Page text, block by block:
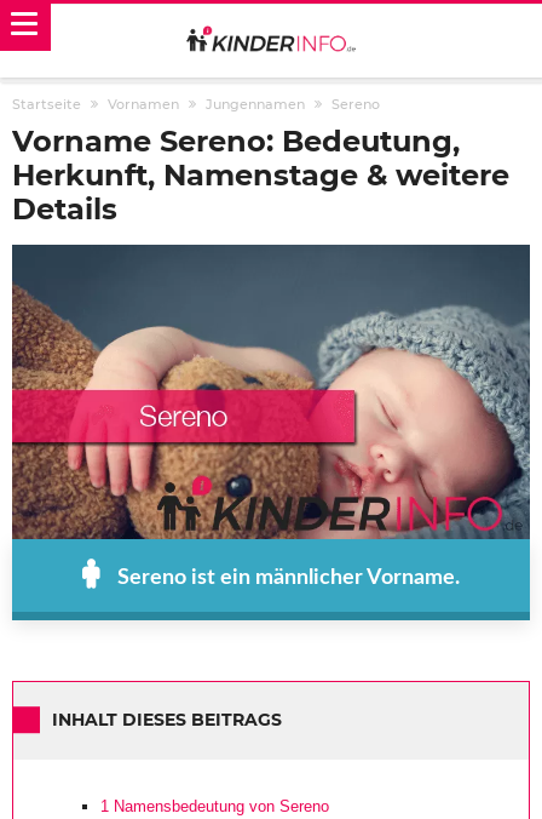
Startseite Vornamen Jungennamen Sereno
Vorname Sereno: Bedeutung,
Herkunft, Namenstage & weitere
Details
Sereno ist ein männlicher Vorname.
INHALT DIESES BEITRAGS
1 Namensbedeutung von Sereno